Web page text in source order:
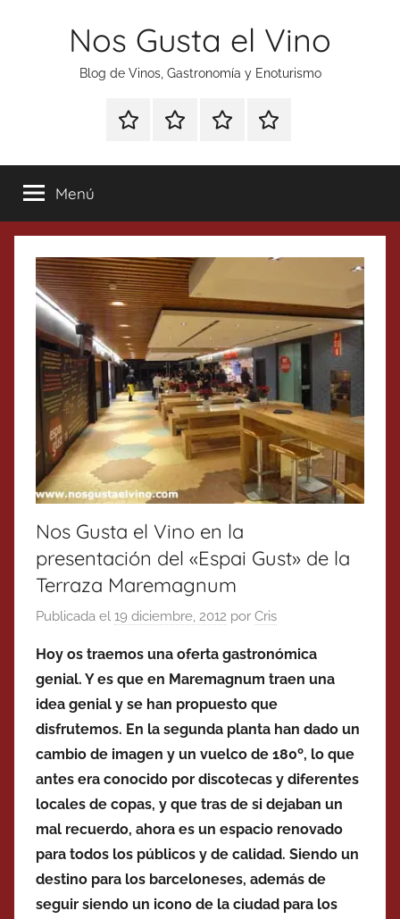
Nos Gusta el Vino
Blog de Vinos, Gastronomía y Enoturismo
Especial
Tonics
Enoturismo
Gastronomía
RankingContacto
Menú
Nos Gusta el Vino en la
presentación del «Espai Gust» de la
Terraza Maremagnum
Publicada el 19 diciembre, 2012 por Cris
Hoy os traemos una oferta gastronómica
genial. Y es que en Maremagnum traen una
idea genial y se han propuesto que
disfrutemos. En la segunda planta han dado un
cambio de imagen y un vuelco de 180º, lo que
antes era conocido por discotecas y diferentes
locales de copas, y que tras de si dejaban un
mal recuerdo, ahora es un espacio renovado
para todos los públicos y de calidad. Siendo un
destino para los barceloneses, además de
seguir siendo un icono de la ciudad para los